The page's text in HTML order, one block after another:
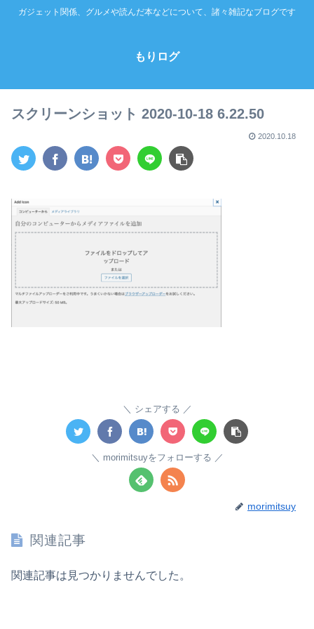
ガジェット関係、グルメや読んだ本などについて、諸々雑記なブログです
もりログ
スクリーンショット 2020-10-18 6.22.50
2020.10.18
シェアする
morimitsuyをフォローする
morimitsuy
関連記事
関連記事は見つかりませんでした。